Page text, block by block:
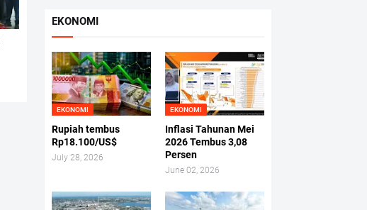
EKONOMI
EKONOMI
Rupiah tembus
Rp18.100/US$
July 28, 2026
EKONOMI
Inflasi Tahunan Mei
2026 Tembus 3,08
Persen
June 02, 2026